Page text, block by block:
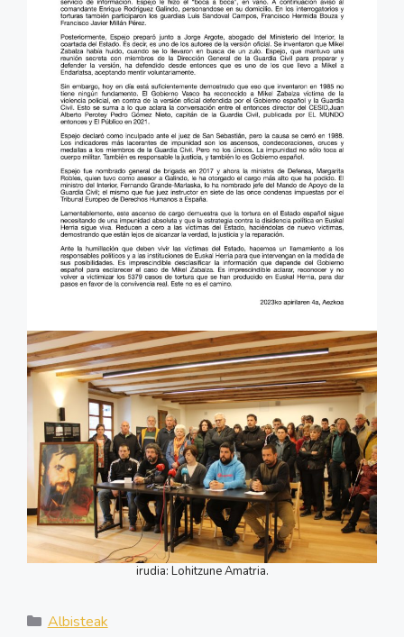
irudia: Lohitzune Amatria.
Kategoriak
Albisteak